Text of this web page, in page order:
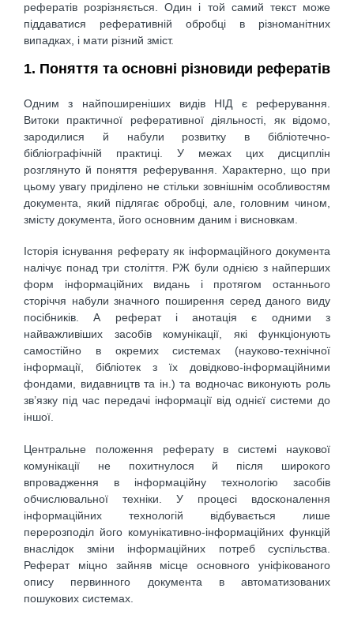
рефератів розрізняється. Один і той самий текст може
піддаватися реферативній обробці в різноманітних
випадках, і мати різний зміст.
1. Поняття та основні різновиди рефератів
Одним з найпоширеніших видів НІД є реферування.
Витоки практичної реферативної діяльності, як відомо,
зародилися й набули розвитку в бібліотечно-
бібліографічній практиці. У межах цих дисциплін
розглянуто й поняття реферування. Характерно, що при
цьому увагу приділено не стільки зовнішнім особливостям
документа, який підлягає обробці, але, головним чином,
змісту документа, його основним даним і висновкам.
Історія існування реферату як інформаційного документа
налічує понад три століття. РЖ були однією з найперших
форм інформаційних видань і протягом останнього
сторіччя набули значного поширення серед даного виду
посібників. А реферат і анотація є одними з
найважливіших засобів комунікації, які функціонують
самостійно в окремих системах (науково-технічної
інформації, бібліотек з їх довідково-інформаційними
фондами, видавництв та ін.) та водночас виконують роль
зв’язку під час передачі інформації від однієї системи до
іншої.
Центральне положення реферату в системі наукової
комунікації не похитнулося й після широкого
впровадження в інформаційну технологію засобів
обчислювальної техніки. У процесі вдосконалення
інформаційних технологій відбувається лише
перерозподіл його комунікативно-інформаційних функцій
внаслідок зміни інформаційних потреб суспільства.
Реферат міцно зайняв місце основного уніфікованого
опису первинного документа в автоматизованих
пошукових системах.